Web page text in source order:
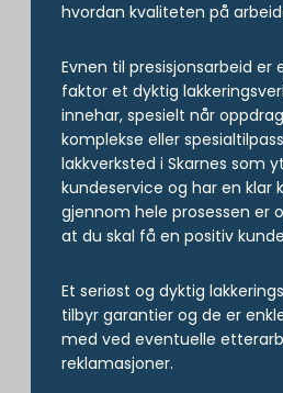
hvordan kvaliteten på
Evnen til presisjonsarbeid er
faktor et dyktig
innehar, spesielt når
komplekse eller
lakkverksted i Skarnes som
kundeservice og har en klar
gjennom hele prosessen er
at du skal få en positiv
Et seriøst og dyktig
tilbyr garantier og de er
med ved eventuelle
reklamasjoner.